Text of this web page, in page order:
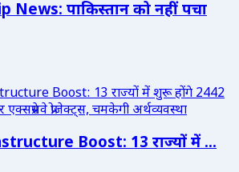
News: पाकिस्तान को नहीं पचा
Boost: 13 राज्यों में ...